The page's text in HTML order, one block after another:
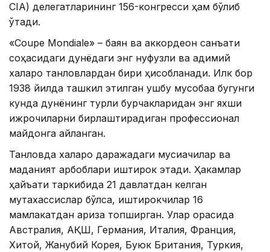
CIA) делегатларининг 156-конгресси ҳам бўлиб
ўтади.
«Coupe Mondiale» – баян ва аккордеон санъати
соҳасидаги дунёдаги энг нуфузли ва қадимий
халқаро танловлардан бири ҳисобланади. Илк бор
1938 йилда ташкил этилган ушбу мусобақа бугунги
кунда дунёнинг турли бурчакларидан энг яхши
ижрочиларни бирлаштирадиган профессионал
майдонга айланган.
Танловда халқаро даражадаги мусиқачилар ва
маданият арбоблари иштирок этади. Ҳакамлар
ҳайъати таркибида 21 давлатдан келган
мутахассислар бўлса, иштирокчилар 16
мамлакатдан ариза топширган. Улар орасида
Австралия, АҚШ, Германия, Италия, Франция,
Хитой, Жанубий Корея, Буюк Британия, Туркия,